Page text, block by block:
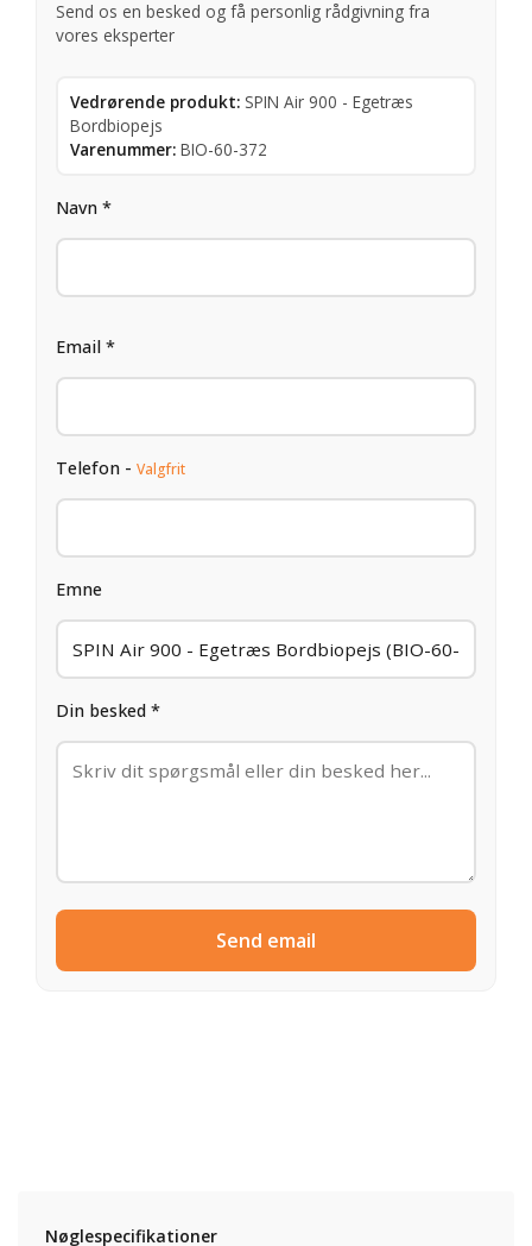
Send os en besked og få personlig rådgivning fra
vores eksperter
Vedrørende produkt: SPIN Air 900 - Egetræs
Bordbiopejs
Varenummer: BIO-60-372
Navn *
Email *
Telefon - Valgfrit
Emne
Din besked *
Send email
Nøglespecifikationer